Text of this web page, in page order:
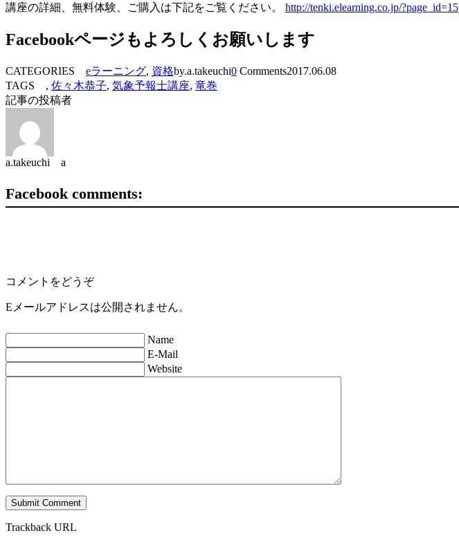
講座の詳細、無料体験、ご購入は下記をご覧ください。 http://tenki.elearning.co.jp/?page_id=15
Facebookページもよろしくお願いします
CATEGORIES eラーニング, 資格by.a.takeuchi0 Comments2017.06.08
TAGS , 佐々木恭子, 気象予報士講座, 竜巻
記事の投稿者
a.takeuchi a
Facebook comments:
コメントをどうぞ
Eメールアドレスは公開されません。
Name
E-Mail
Website
Trackback URL